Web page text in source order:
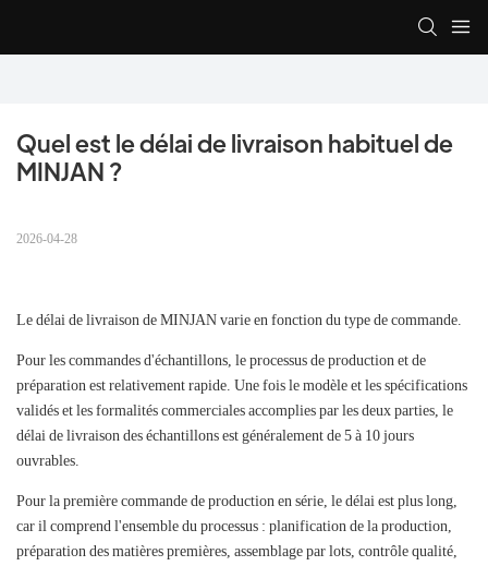
Quel est le délai de livraison habituel de
MINJAN ?
2026-04-28
Le délai de livraison de MINJAN varie en fonction du type de commande.
Pour les commandes d'échantillons, le processus de production et de
préparation est relativement rapide. Une fois le modèle et les spécifications
validés et les formalités commerciales accomplies par les deux parties, le
délai de livraison des échantillons est généralement de 5 à 10 jours
ouvrables.
Pour la première commande de production en série, le délai est plus long,
car il comprend l'ensemble du processus : planification de la production,
préparation des matières premières, assemblage par lots, contrôle qualité,